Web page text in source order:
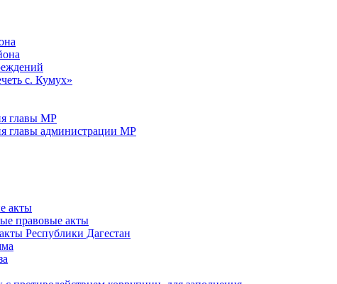
с. Кумух»
главы МР
главы администрации МР
акты
правовые акты
Республики Дагестан